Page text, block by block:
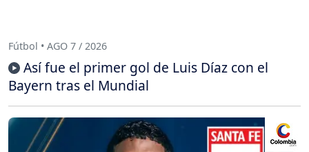
Fútbol • AGO 7 / 2026
Así fue el primer gol de Luis Díaz con el
Bayern tras el Mundial